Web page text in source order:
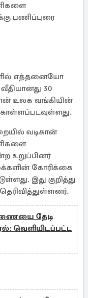
பணிப்புரை
எத்தனையோ
30
உலக வங்கியின்
வடிகான்
உறுப்பினர்
கோரிக்கை
இது குறித்து
தேடி
வெளியிடப்பட்ட